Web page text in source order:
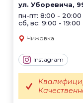
ул. Уборевича,
пн-пт: 8:00 - 20:00
сб, вс: 9:00 - 19:00
Чижовка
Instagram